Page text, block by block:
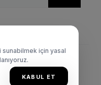
Saklıdır.
Kullanım Şartları
sunabilmek için yasal
KABUL ET